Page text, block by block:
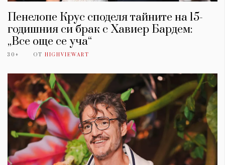
Пенелопе Крус споделя тайните на 15-
годишния си брак с Хавиер Бардем:
„Все още се уча“
30+ ОТ HIGHVIEWART